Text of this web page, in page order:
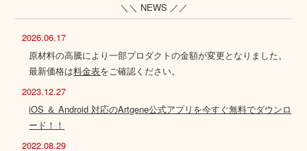
＼＼ NEWS ／／
2026.06.17
原材料の高騰により一部プロダクトの金額が変更となりました。
最新価格は料金表をご確認ください。
2023.12.27
iOS ＆ Android 対応のArtgene公式アプリを今すぐ無料でダウンロ
ード！！
2022.08.29